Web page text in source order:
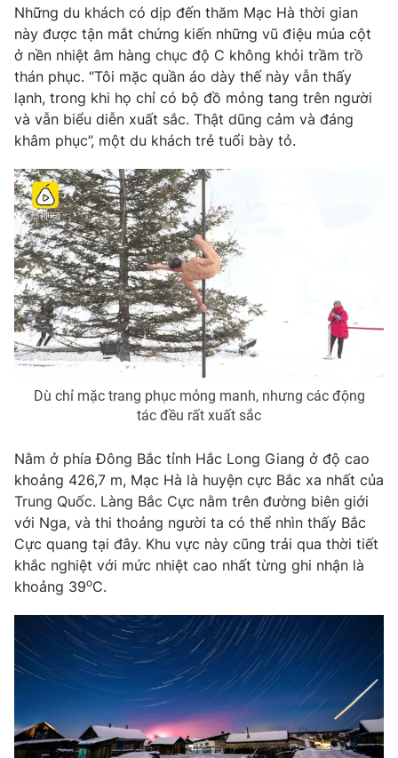
Video Shorts video
VTV Money VTV Thể thao
VTV Sức khoẻ Bất động sản
Thị trường 24h Tấm lòng Việt
VTV4 Vươn mình bằng AI
VTV9 VTV8
Liên hệ tòa soạn English
Theo dõi báo trên
Cơ quan chủ quản:
Giấy phép hoạt động báo in và báo điện tử số 483/GP-BTTTT
cấp ngày 29/12/2023
Tổng Biên tập:Vũ Thanh Thủy
Nguyễn Thị Mỹ Hạnh, Phạm Quốc Thắng,
Nguyễn Trọng Ninh
Tổng đài VTV:024.38 355 931 - 024.38 355 932
Những du khách có dịp đến thăm Mạc Hà thời gian
này được tận mắt chứng kiến những vũ điệu múa cột
ở nền nhiệt âm hàng chục độ C không khỏi trầm trồ
thán phục. “Tôi mặc quần áo dày thế này vẫn thấy
lạnh, trong khi họ chỉ có bộ đồ mỏng tang trên người
và vẫn biểu diễn xuất sắc. Thật dũng cảm và đáng
khâm phục”, một du khách trẻ tuổi bày tỏ.
Dù chỉ mặc trang phục mỏng manh, nhưng các động
tác đều rất xuất sắc
Nằm ở phía Đông Bắc tỉnh Hắc Long Giang ở độ cao
khoảng 426,7 m, Mạc Hà là huyện cực Bắc xa nhất của
Trung Quốc. Làng Bắc Cực nằm trên đường biên giới
với Nga, và thi thoảng người ta có thể nhìn thấy Bắc
Cực quang tại đây. Khu vực này cũng trải qua thời tiết
khắc nghiệt với mức nhiệt cao nhất từng ghi nhận là
khoảng 39oC.